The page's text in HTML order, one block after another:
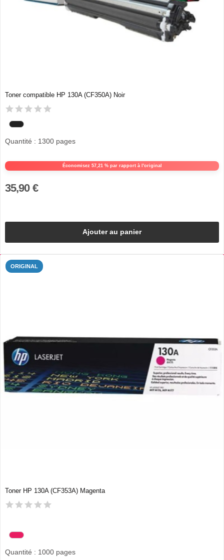
Toner compatible HP 130A (CF350A) Noir
Économisez 57,21 % par rapport à l'original
Quantité : 1300 pages
35,90 €
Ajouter au panier
ORIGINAL
Toner HP 130A (CF353A) Magenta
Quantité : 1000 pages